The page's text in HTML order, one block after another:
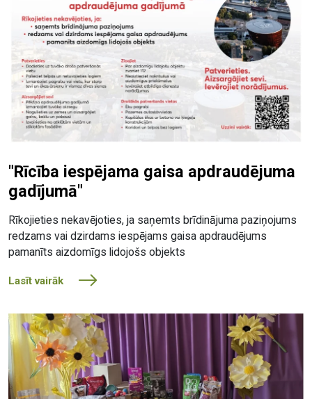
"Rīcība iespējama gaisa apdraudējuma
gadījumā"
Rīkojieties nekavējoties, ja saņemts brīdinājuma paziņojums
redzams vai dzirdams iespējams gaisa apdraudējums
pamanīts aizdomīgs lidojošs objekts
Lasīt vairāk